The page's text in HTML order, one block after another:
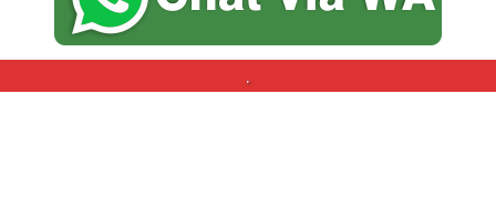
.